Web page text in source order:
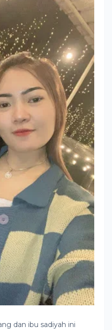
dan ibu sadiyah ini